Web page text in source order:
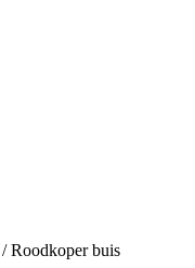
/ Roodkoper buis